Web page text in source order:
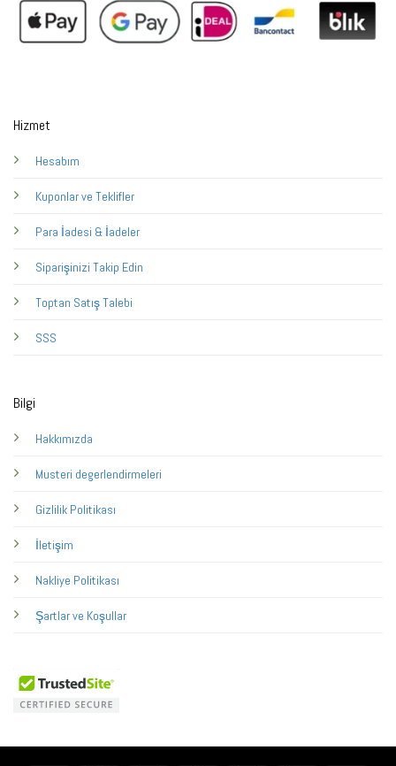
Hizmet
Hesabım
Kuponlar ve Teklifler
Para İadesi & İadeler
Siparişinizi Takip Edin
Toptan Satış Talebi
SSS
Bilgi
Hakkımızda
Musteri degerlendirmeleri
Gizlilik Politikası
İletişim
Nakliye Politikası
Şartlar ve Koşullar